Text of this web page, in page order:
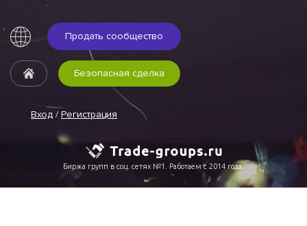
Продать сообщество
Вход / Регистрация
Безопасная сделка
Биржа групп в соц. сетях №1. Работаем с 2014 года.